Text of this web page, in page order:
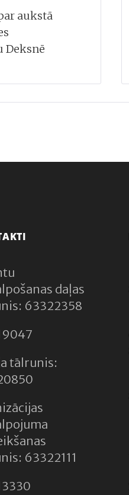
aukstā
Deksnē
daļas
63322358
tālrunis:
63322111